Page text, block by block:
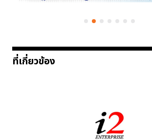
ที่เกี่ยวข้อง